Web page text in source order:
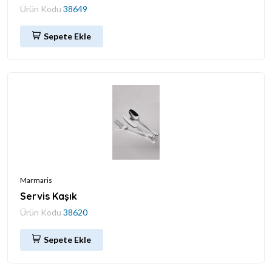
Ürün Kodu 38649
Sepete Ekle
Marmaris
Servis Kaşık
Ürün Kodu 38620
Sepete Ekle